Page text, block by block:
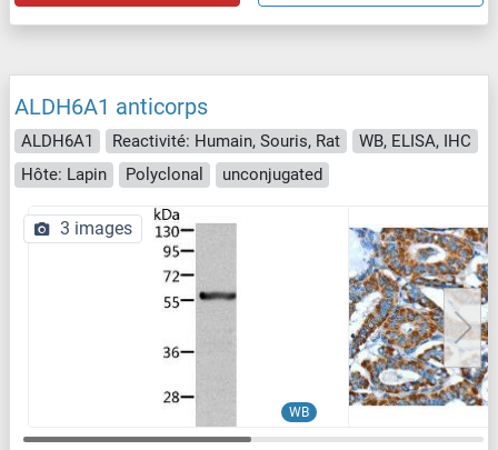
ALDH6A1 anticorps
ALDH6A1 Reactivité: Humain, Souris, Rat
WB, ELISA, IHC
Hôte: Lapin
Polyclonal unconjugated
WB
3 images